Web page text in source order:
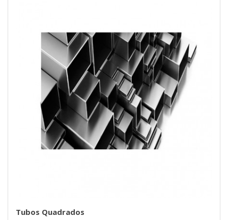
Tubos Quadrados